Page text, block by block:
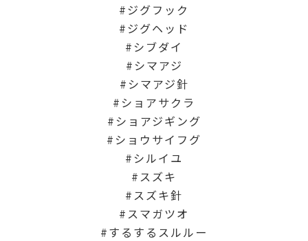
ジグフック
ジグヘッド
シブダイ
シマアジ
シマアジ針
ショアサクラ
ショアジギング
ショウサイフグ
シルイユ
スズキ
スズキ針
スマガツオ
するするスルルー